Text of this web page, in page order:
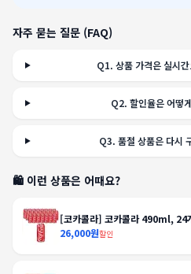
자주 묻는 질문 (FAQ)
Q1.상품 가격은 실시
Q2.할인율은 어떻
Q3. 품절 상품은 다시
🛍️ 이런 상품은 어때요?
[코카콜라] 코카콜라 490ml, 24
26,000원할인